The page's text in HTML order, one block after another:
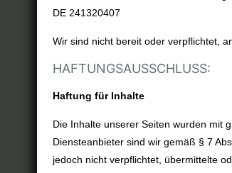
DE 241320407
Wir sind nicht bereit oder verpflichtet,
HAFTUNGSAUSSCHLUSS:
Haftung für Inhalte
Die Inhalte unserer Seiten wurden mit
Diensteanbieter sind wir gemäß § 7
jedoch nicht verpflichtet, übermittelte